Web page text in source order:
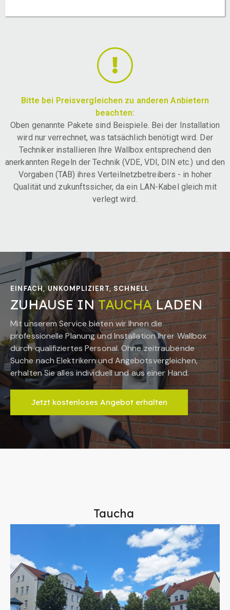
Bitte bei Preisvergleichen zu anderen Anbietern
beachten:
Oben genannte Pakete sind Beispiele. Bei der Installation
wird nur verrechnet, was tatsächlich benötigt wird. Der
Techniker installieren Ihre Wallbox entsprechend den
anerkannten Regeln der Technik (VDE, VDI, DIN etc.) und den
Vorgaben (TAB) ihres Verteilnetzbetreibers - in hoher
Qualität und zukunftssicher, da ein LAN-Kabel gleich mit
verlegt wird.
EINFACH, UNKOMPLIZIERT, SCHNELL
ZUHAUSE INTAUCHALADEN
Mit unserem Service bieten wir Ihnen die
professionelle Planung und Installation Ihrer Wallbox
durch qualifiziertes Personal. Ohne zeitraubende
Suche nach Elektrikern und Angebotsvergleichen,
erhalten Sie alles individuell und aus einer Hand.
Jetzt kostenloses Angebot erhalten
Taucha